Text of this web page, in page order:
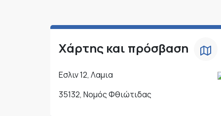
Χάρτης και πρόσβαση
Εσλιν 12, Λαμια
35132, Νομός Φθιώτιδας